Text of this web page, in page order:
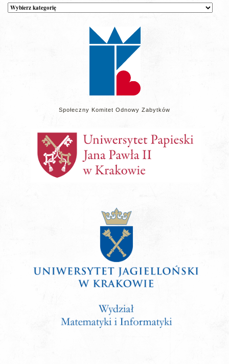
Kategorie
wpisów
Społeczny Komitet Odnowy Zabytków